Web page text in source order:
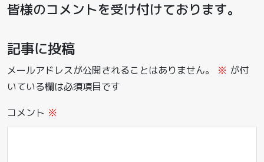
皆様のコメントを受け付けております。
記事に投稿
メールアドレスが公開されることはありません。 ※ が付
いている欄は必須項目です
コメント ※